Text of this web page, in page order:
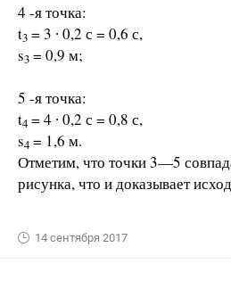
4 -я точка:
t3 = 3 ∙ 0,2 с = 0,6 с,
s3 = 0,9 м;
5 -я точка:
t4 = 4 ∙ 0,2 с = 0,8 с,
s4 = 1,6 м.
Отметим, что точки 3—5
рисунка, что и доказывает
14 сентября 2017